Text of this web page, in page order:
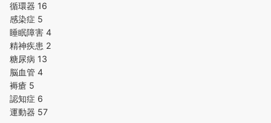
循環器 16
感染症 5
睡眠障害 4
精神疾患 2
糖尿病 13
脳血管 4
褥瘡 5
認知症 6
運動器 57